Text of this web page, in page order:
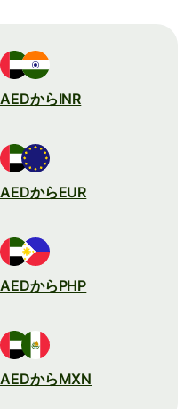
AEDからINR
AEDからEUR
AEDからPHP
AEDからMXN